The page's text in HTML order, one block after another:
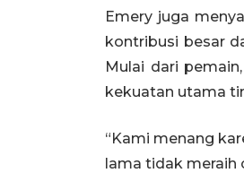
Emery juga
kontribusi besar
Mulai dari
kekuatan utama
“Kami menang
lama tidak meraih